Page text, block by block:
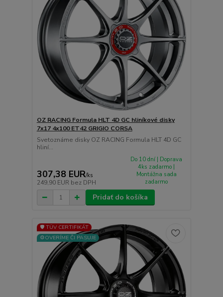
OZ RACING Formula HLT 4D GC hliníkové disky
7x17 4x100 ET42 GRIGIO CORSA
Svetoznáme disky OZ RACING Formula HLT 4D GC
hliní...
307,38 EUR/ks
249,90 EUR bez DPH
Do 10 dní | Doprava
4ks zadarmo |
Montážna sada
zadarmo
Pridať do košíka
🛡️ TÜV CERTIFIKÁT
⚙️OVERÍME ČI PASUJE